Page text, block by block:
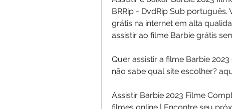
BRRip - DvdRip Sub
grátis na internet em alta
assistir ao filme Barbie grátis
Quer assistir a filme Barbie
não sabe qual site escolher?
Assistir Barbie 2023 Filme
filmes online | Encontre seu